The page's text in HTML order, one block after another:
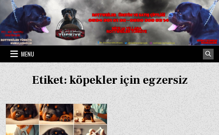
Skip
content
MENU
Etiket:köpekler için egzersiz